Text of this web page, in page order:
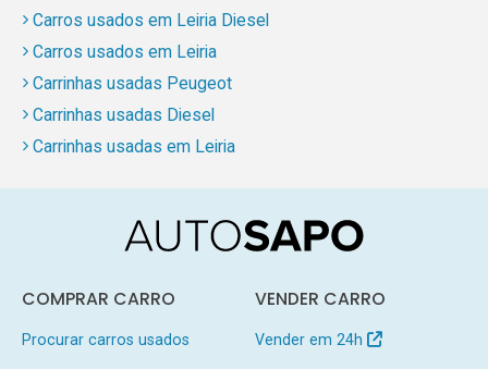
Carros usados em Leiria Diesel
Carros usados em Leiria
Carrinhas usadas Peugeot
Carrinhas usadas Diesel
Carrinhas usadas em Leiria
COMPRAR CARRO
Procurar carros usados
VENDER CARRO
Vender em 24h